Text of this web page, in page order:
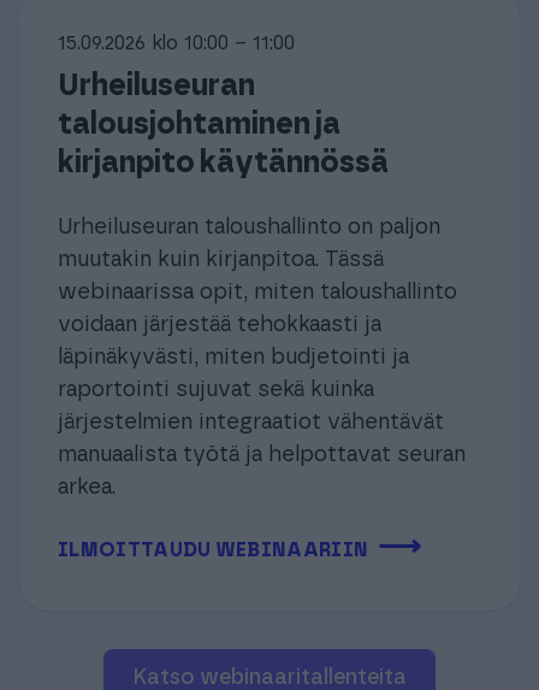
15.09.2026 klo 10:00 – 11:00
Urheiluseuran
talousjohtaminen ja
kirjanpito käytännössä
Urheiluseuran taloushallinto on paljon
muutakin kuin kirjanpitoa. Tässä
webinaarissa opit, miten taloushallinto
voidaan järjestää tehokkaasti ja
läpinäkyvästi, miten budjetointi ja
raportointi sujuvat sekä kuinka
järjestelmien integraatiot vähentävät
manuaalista työtä ja helpottavat seuran
arkea.
ILMOITTAUDU WEBINAARIIN ⟶
Katso webinaaritallenteita